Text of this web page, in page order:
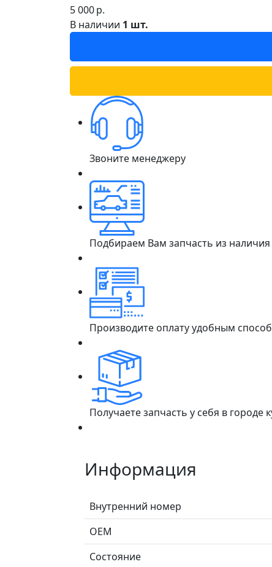
5 000р.
В наличии 1 шт.
Звоните менеджеру
Подбираем Вам запчасть из
Производите оплату удобным
Получаете запчасть у себя в
Информация
Внутренний номер
ОЕМ
Состояние